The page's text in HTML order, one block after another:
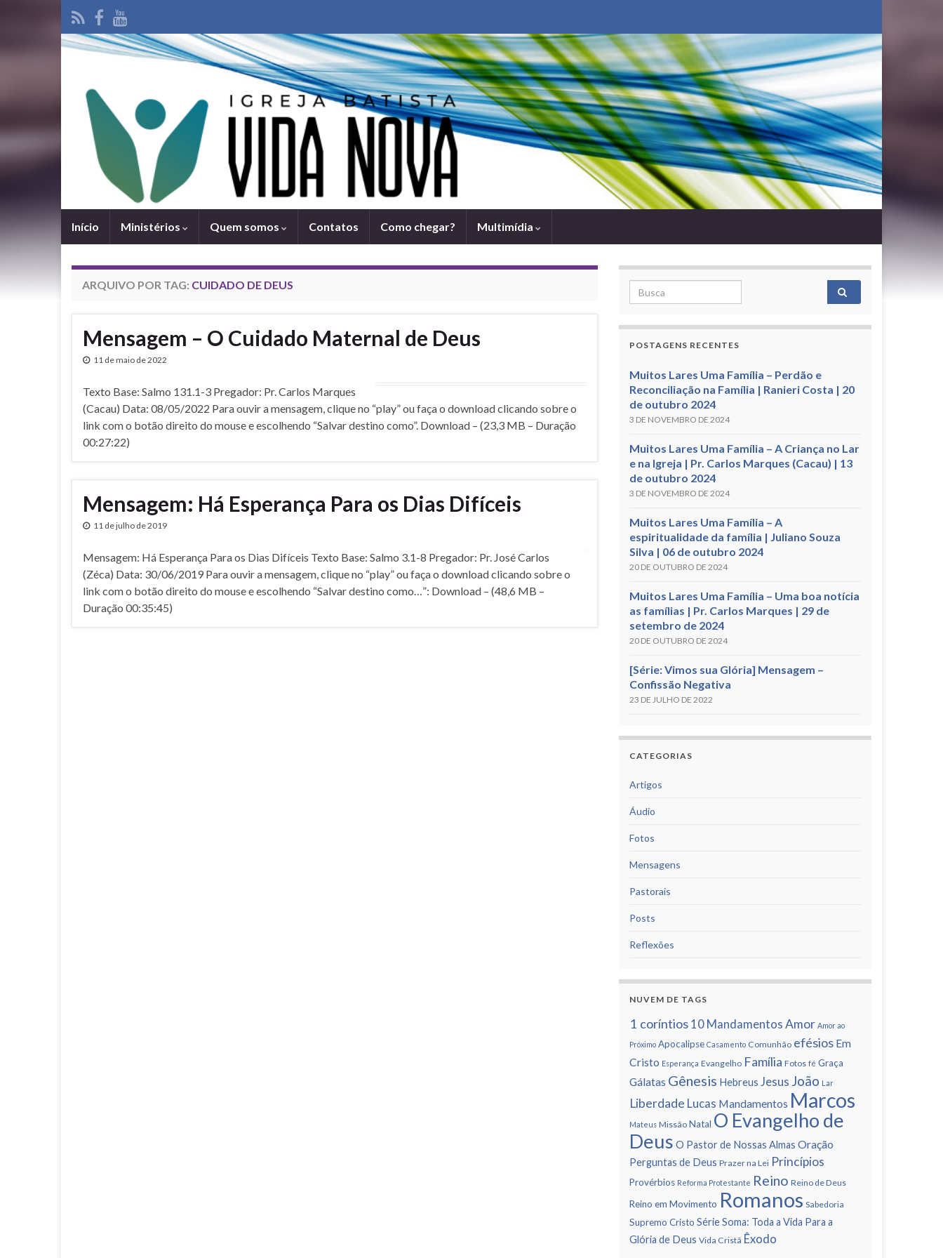
Iní­cio Ministérios Quem somos Contatos Como chegar? Multimídia
ARQUIVO POR TAG: CUIDADO DE DEUS
Mensagem – O Cuidado Maternal de Deus
11 de maio de 2022
Texto Base: Salmo 131.1-3 Pregador: Pr. Carlos Marques
(Cacau) Data: 08/05/2022 Para ouvir a mensagem, clique no “play” ou faça o download clicando sobre o
link com o botão direito do mouse e escolhendo “Salvar destino como”. Download – (23,3 MB – Duração
00:27:22)
Mensagem: Há Esperança Para os Dias Difí­ceis
11 de julho de 2019
Mensagem: Há Esperança Para os Dias Difí­ceis Texto Base: Salmo 3.1-8 Pregador: Pr. José Carlos
(Zéca) Data: 30/06/2019 Para ouvir a mensagem, clique no “play” ou faça o download clicando sobre o
link com o botão direito do mouse e escolhendo “Salvar destino como…”: Download – (48,6 MB –
Duração 00:35:45)
Search for:
POSTAGENS RECENTES
Muitos Lares Uma Família – Perdão e
Reconciliação na Família | Ranieri Costa | 20
de outubro 2024
3 DE NOVEMBRO DE 2024
Muitos Lares Uma Família – A Criança no Lar
e na Igreja | Pr. Carlos Marques (Cacau) | 13
de outubro 2024
3 DE NOVEMBRO DE 2024
Muitos Lares Uma Família – A
espiritualidade da família | Juliano Souza
Silva | 06 de outubro 2024
20 DE OUTUBRO DE 2024
Muitos Lares Uma Família – Uma boa notícia
as famílias | Pr. Carlos Marques | 29 de
setembro de 2024
20 DE OUTUBRO DE 2024
[Série: Vimos sua Glória] Mensagem –
Confissão Negativa
23 DE JULHO DE 2022
CATEGORIAS
Artigos
Áudio
Fotos
Mensagens
Pastorais
Posts
Reflexões
NUVEM DE TAGS
1 corí­ntios 10 Mandamentos Amor Amor ao
Próximo Apocalipse Casamento Comunhão efésios Em
Cristo Esperança Evangelho Famí­lia Fotos fé Graça
Gálatas Gênesis Hebreus Jesus João Lar
Liberdade Lucas Mandamentos Marcos
Mateus Missão Natal O Evangelho de
Deus O Pastor de Nossas Almas Oração
Perguntas de Deus Prazer na Lei Princí­pios
Provérbios Reforma Protestante Reino Reino de Deus
Reino em Movimento Romanos Sabedoria
Supremo Cristo Série Soma: Toda a Vida Para a
Glória de Deus Vida Cristã Êxodo